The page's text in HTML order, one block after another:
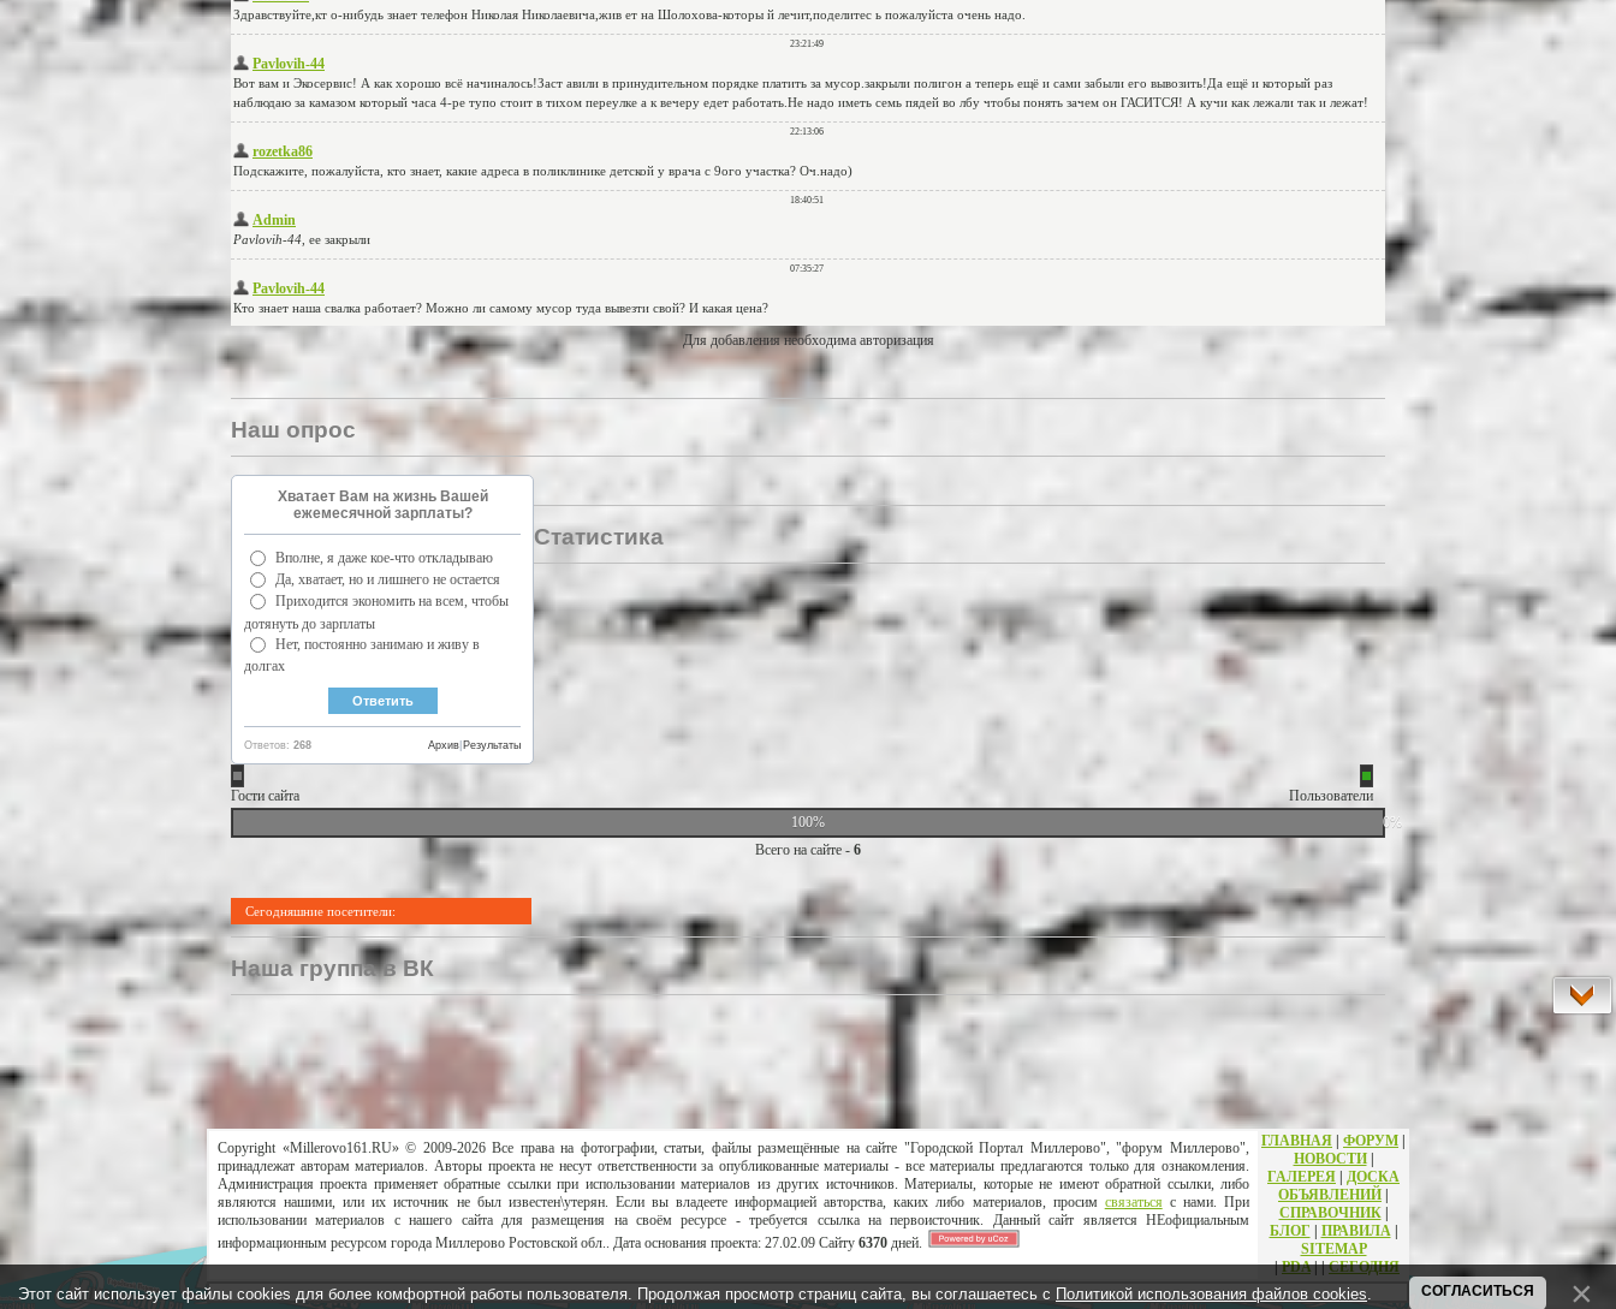
Для добавления необходима авторизация
Наш опрос
Хватает Вам на жизнь Вашей
ежемесячной зарплаты?
Вполне, я даже кое-что откладываю
Да, хватает, но и лишнего не остается
Приходится экономить на всем, чтобы
дотянуть до зарплаты
Нет, постоянно занимаю и живу в
долгах
Ответов: 268 Результаты
Архив
Статистика
Гости сайта
Пользователи
100%
0%
Всего на сайте - 6
Сегодняшние посетители:
Наша группа в ВК
Copyright «Millerovo161.RU» © 2009-2026 Все права на фотографии, статьи, файлы размещённые на сайте "Городской Портал Миллерово", "форум Миллерово",
принадлежат авторам материалов. Авторы проекта не несут ответственности за опубликованные материалы - все материалы предлагаются только для ознакомления.
Администрация проекта применяет обратные ссылки при использовании материалов из других источников. Материалы, которые не имеют обратной ссылки, либо
являются нашими, или их источник не был известен\утерян. Если вы владеете информацией авторства, каких либо материалов, просим связатьсяс нами. При
использовании материалов с нашего сайта для размещения на своём ресурсе - требуется ссылка на первоисточник. Данный сайт является НЕофициальным
информационным ресурсом города Миллерово Ростовской обл.. Дата основания проекта: 27.02.09 Сайту 6370 дней.
ГЛАВНАЯ ФОРУМ
НОВОСТИ|
ГАЛЕРЕЯ
ДОСКА
ОБЪЯВЛЕНИЙ
СПРАВОЧНИК|
БЛОГ
ПРАВИЛА|
SITEMAP
|PDA||СЕГОДНЯ
Этот сайт использует файлы cookies для более комфортной работы пользователя. Продолжая просмотр страниц сайта, вы соглашаетесь с Политикой использования файлов cookies СОГЛАСИТЬСЯ